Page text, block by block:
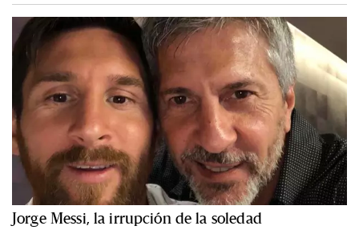
Jorge Messi, la irrupción de la soledad